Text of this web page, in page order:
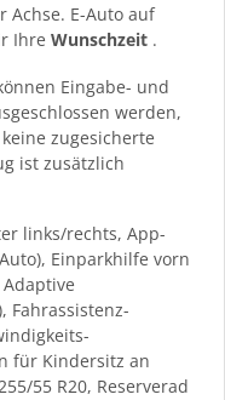
Achse. E-Auto auf
Ihre Wunschzeit .
Eingabe- und
werden,
zugesicherte
ist zusätzlich
links/rechts, App-
Einparkhilfe vorn
Fahrassistenz-
für Kindersitz an
55 R20, Reserverad